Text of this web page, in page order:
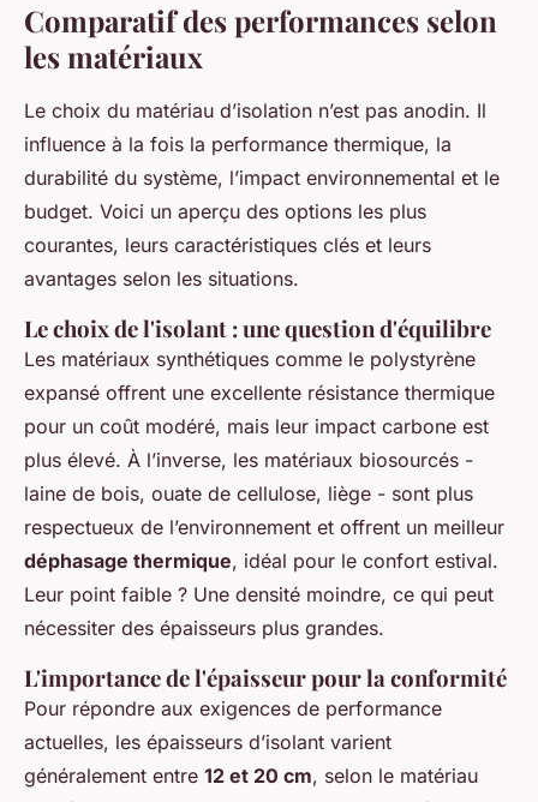
Comparatif des performances selon
les matériaux
Le choix du matériau d’isolation n’est pas anodin. Il
influence à la fois la performance thermique, la
durabilité du système, l’impact environnemental et le
budget. Voici un aperçu des options les plus
courantes, leurs caractéristiques clés et leurs
avantages selon les situations.
Le choix de l'isolant : une question d'équilibre
Les matériaux synthétiques comme le polystyrène
expansé offrent une excellente résistance thermique
pour un coût modéré, mais leur impact carbone est
plus élevé. À l’inverse, les matériaux biosourcés -
laine de bois, ouate de cellulose, liège - sont plus
respectueux de l’environnement et offrent un meilleur
déphasage thermique, idéal pour le confort estival.
Leur point faible ? Une densité moindre, ce qui peut
nécessiter des épaisseurs plus grandes.
L'importance de l'épaisseur pour la conformité
Pour répondre aux exigences de performance
actuelles, les épaisseurs d’isolant varient
généralement entre 12 et 20 cm, selon le matériau